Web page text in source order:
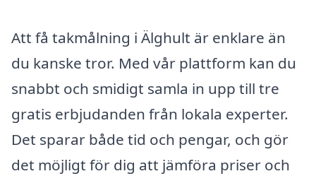
Att få takmålning i Älghult är enklare än
du kanske tror. Med vår plattform kan du
snabbt och smidigt samla in upp till tre
gratis erbjudanden från lokala experter.
Det sparar både tid och pengar, och gör
det möjligt för dig att jämföra priser och